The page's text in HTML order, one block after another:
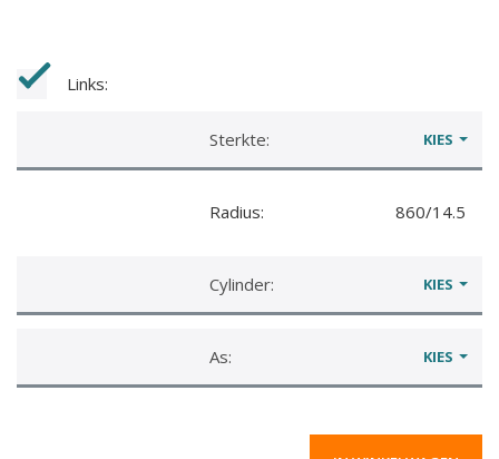
Links:
Sterkte: KIES
Radius: 860/14.5
Cylinder: KIES
As: KIES